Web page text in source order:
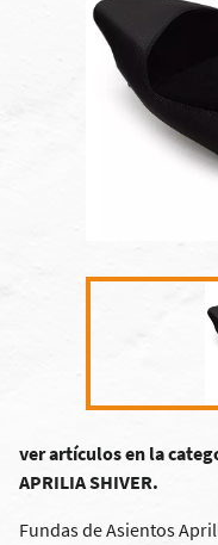
ver artículos en la
APRILIA SHIVER.
Fundas de Asientos